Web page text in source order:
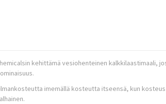
kehittämä vesiohenteinen kalkkilaastimaali,
imemällä kosteutta itseensä, kun